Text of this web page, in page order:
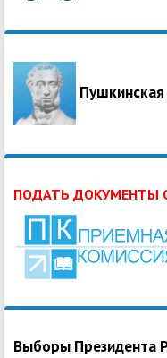
ПОДАТЬ ДОКУМЕНТЫ
Выборы Президента